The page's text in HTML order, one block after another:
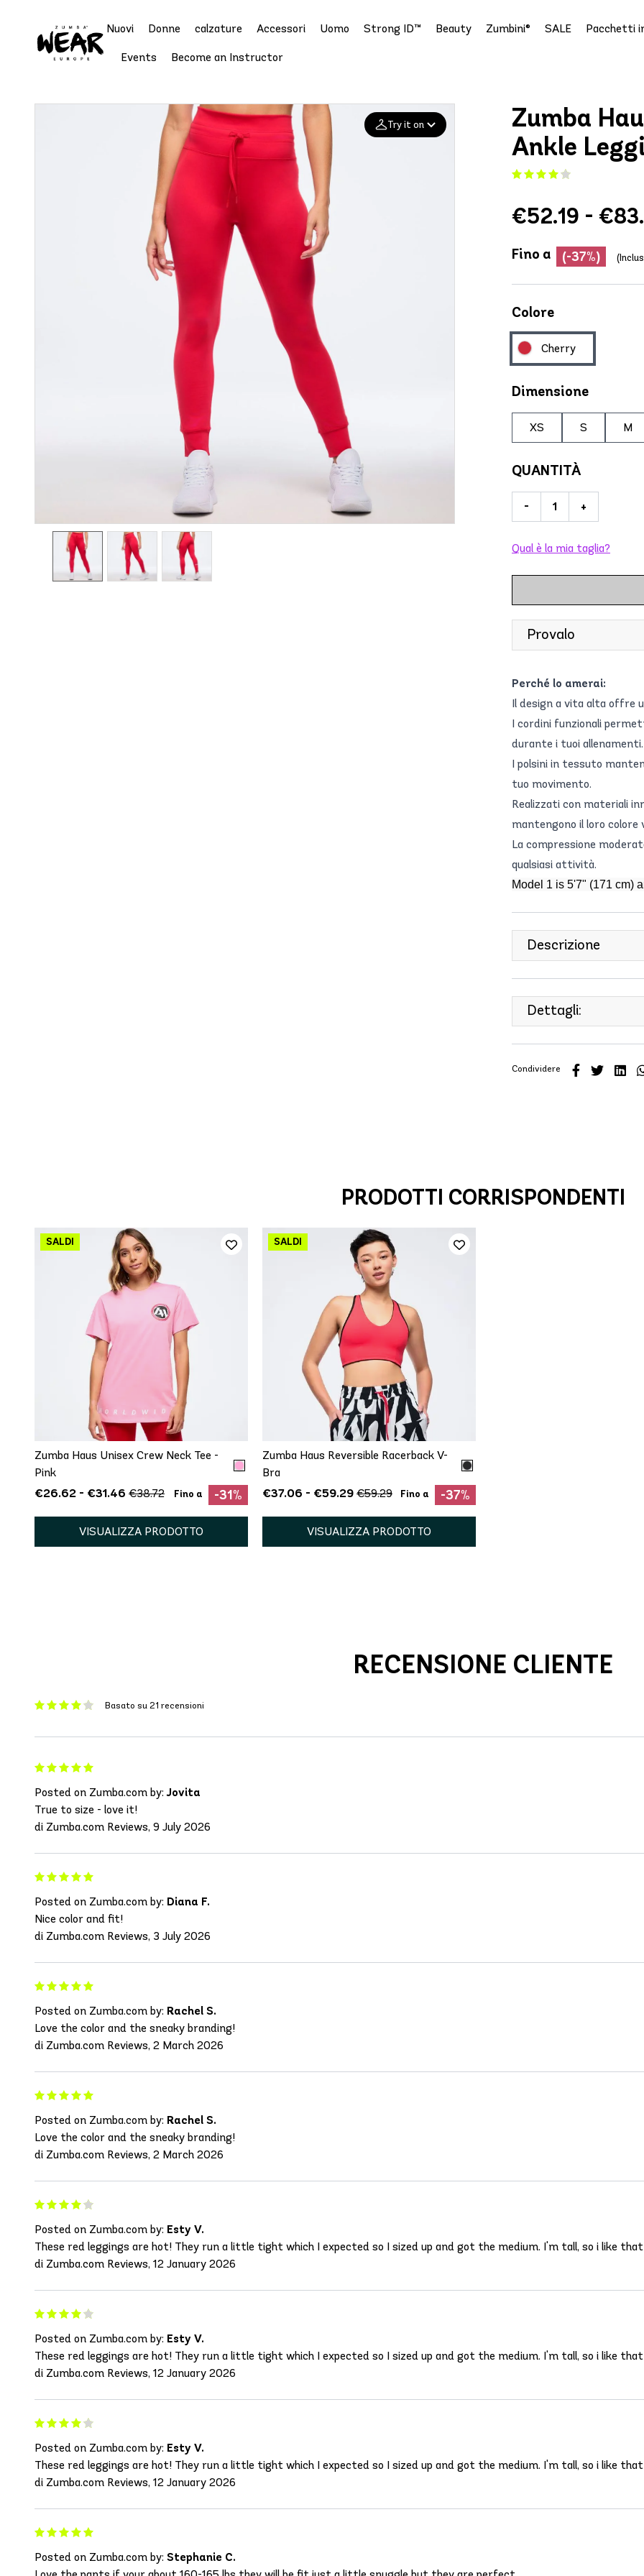
Nuovi Donne calzature Accessori Uomo Strong ID™ Beauty Zumbini® SALE Pacchetti
Events Become an Instructor
Try it on
Zumba
Ankle
€52.19 -
Fino a (-37%)
Colore
Cherry
Dimensione
XS S M
QUANTITÀ
- +
Qual è la mia taglia?
Provalo
Perché lo amerai:
Il design a vita alta offre
I cordini funzionali
durante i tuoi allenamenti.
I polsini in tessuto
tuo movimento.
Realizzati con materiali
mantengono il loro colore
La compressione
qualsiasi attività.
Model 1 is 5'7" (171 cm)
Descrizione
Dettagli:
Condividere
PRODOTTI CORRISPONDENTI
AGGIUNTA RAPIDA
XS/S M/L XL/XXL
Zumba Haus Unisex Crew Neck Tee -
Pink
€26.62 - €31.46 €38.72 Fino a -31%
VISUALIZZA PRODOTTO
AGGIUNTA RAPIDA
S M L XXL
Zumba Haus Reversible Racerback V-
Bra
€37.06 - €59.29 €59.29 Fino a -37%
VISUALIZZA PRODOTTO
RECENSIONE CLIENTE
Basato su 21 recensioni
Posted on Zumba.com by:Jovita
True to size - love it!
di Zumba.com Reviews, 9 July 2026
Posted on Zumba.com by: Diana F.
Nice color and fit!
di Zumba.com Reviews, 3 July 2026
Posted on Zumba.com by: Rachel S.
Love the color and the sneaky branding!
di Zumba.com Reviews, 2 March 2026
Posted on Zumba.com by: Rachel S.
Love the color and the sneaky branding!
di Zumba.com Reviews, 2 March 2026
Posted on Zumba.com by: Esty V.
These red leggings are hot! They run a little tight which I expected so I sized up and got the medium. I'm tall, so i like
di Zumba.com Reviews, 12 January 2026
Posted on Zumba.com by: Esty V.
These red leggings are hot! They run a little tight which I expected so I sized up and got the medium. I'm tall, so i like
di Zumba.com Reviews, 12 January 2026
Posted on Zumba.com by: Esty V.
These red leggings are hot! They run a little tight which I expected so I sized up and got the medium. I'm tall, so i like
di Zumba.com Reviews, 12 January 2026
Posted on Zumba.com by: Stephanie C.